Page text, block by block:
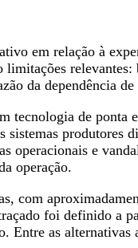
em relação à
da dependência
de
produtores
operacionais e
operação.
com
foi definido a
as alternativas